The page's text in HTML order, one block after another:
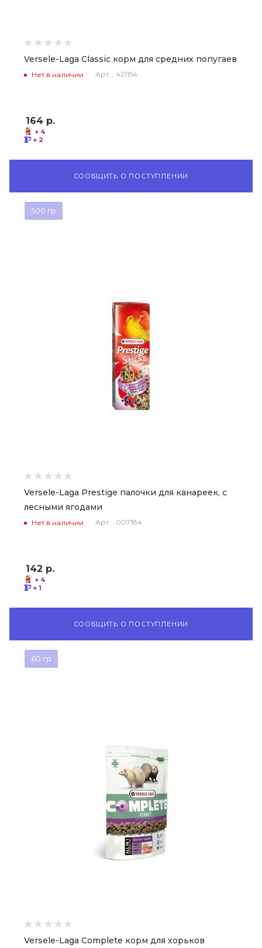
Versele-Laga Classic корм для средних попугаев
Нет в наличии Арт. : 421154
164 р.
+ 4
+ 2
СООБЩИТЬ О ПОСТУПЛЕНИИ
500 гр
Versele-Laga Prestige палочки для канареек, с
лесными ягодами
Нет в наличии Арт. : 007184
142 р.
+ 4
+ 1
СООБЩИТЬ О ПОСТУПЛЕНИИ
60 гр
Versele-Laga Complete корм для хорьков